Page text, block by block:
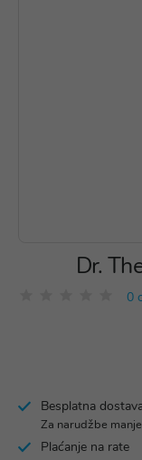
Dr.
0
Besplatna
Za narudžbe
Plaćanje na rate